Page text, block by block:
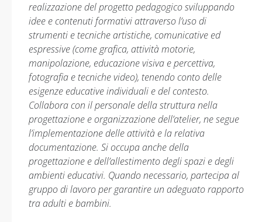
realizzazione del progetto pedagogico sviluppando
idee e contenuti formativi attraverso l’uso di
strumenti e tecniche artistiche, comunicative ed
espressive (come grafica, attività motorie,
manipolazione, educazione visiva e percettiva,
fotografia e tecniche video), tenendo conto delle
esigenze educative individuali e del contesto.
Collabora con il personale della struttura nella
progettazione e organizzazione dell’atelier, ne segue
l’implementazione delle attività e la relativa
documentazione. Si occupa anche della
progettazione e dell’allestimento degli spazi e degli
ambienti educativi. Quando necessario, partecipa al
gruppo di lavoro per garantire un adeguato rapporto
tra adulti e bambini.